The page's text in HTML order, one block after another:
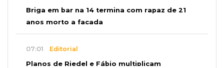
Briga em bar na 14 termina com rapaz de 21
anos morto a facada
07:01 Editorial
Planos de Riedel e Fábio multiplicam